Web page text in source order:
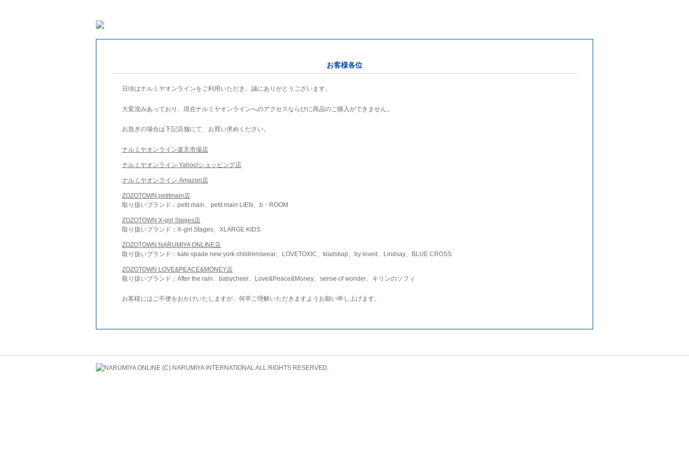
お客様各位
日頃はナルミヤオンラインをご利用いただき、誠にありがとうございます。
大変混みあっており、現在ナルミヤオンラインへのアクセスならびに商品のご購入ができません。
お急ぎの場合は下記店舗にて、お買い求めください。
ナルミヤオンライン楽天市場店
ナルミヤオンライン Yahoo!ショッピング店
ナルミヤオンライン Amazon店
ZOZOTOWN petitmain店
取り扱いブランド：petit main、petit main LIEN、b・ROOM
ZOZOTOWN X-girl Stages店
取り扱いブランド：X-girl Stages、XLARGE KIDS
ZOZOTOWN NARUMIYA ONLINE店
取り扱いブランド：kate spade new york childrenswear、LOVETOXIC、kladskap、by loveit、Lindsay、BLUE CROSS
ZOZOTOWN LOVE&PEACE&MONEY店
取り扱いブランド：After the rain、babycheer、Love&Peace&Money、sense of wonder、キリンのソフィ
お客様にはご不便をおかけいたしますが、何卒ご理解いただきますようお願い申し上げます。